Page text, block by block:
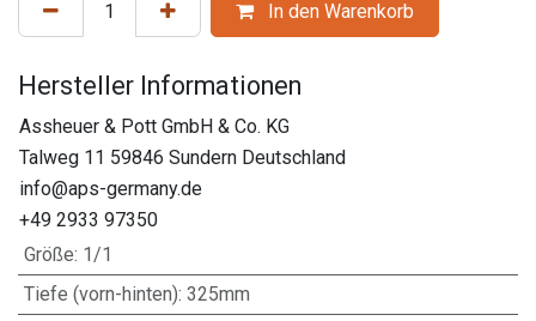
In den Warenkorb
Hersteller Informationen
Assheuer & Pott GmbH & Co. KG
Talweg 11 59846 Sundern Deutschland
info@aps-germany.de
+49 2933 97350
Größe: 1/1
Tiefe (vorn-hinten): 325mm